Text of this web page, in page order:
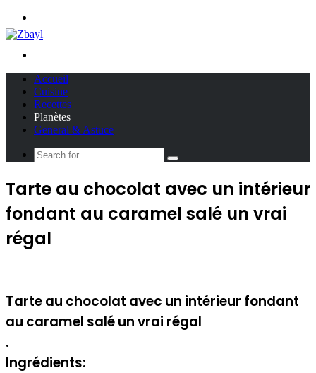
Accueil
Cuisine
Recettes
Planètes
General & Astuce
Search
Tarte au chocolat avec un intérieur
fondant au caramel salé un vrai
régal
Tarte au chocolat avec un intérieur fondant
au caramel salé un vrai régal
.
Ingrédients: